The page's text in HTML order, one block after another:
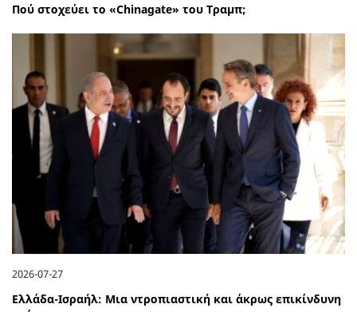
Πού στοχεύει το «Chinagate» του Τραμπ;
2026-07-27
Ελλάδα-Ισραήλ: Μια ντροπιαστική και άκρως επικίνδυνη